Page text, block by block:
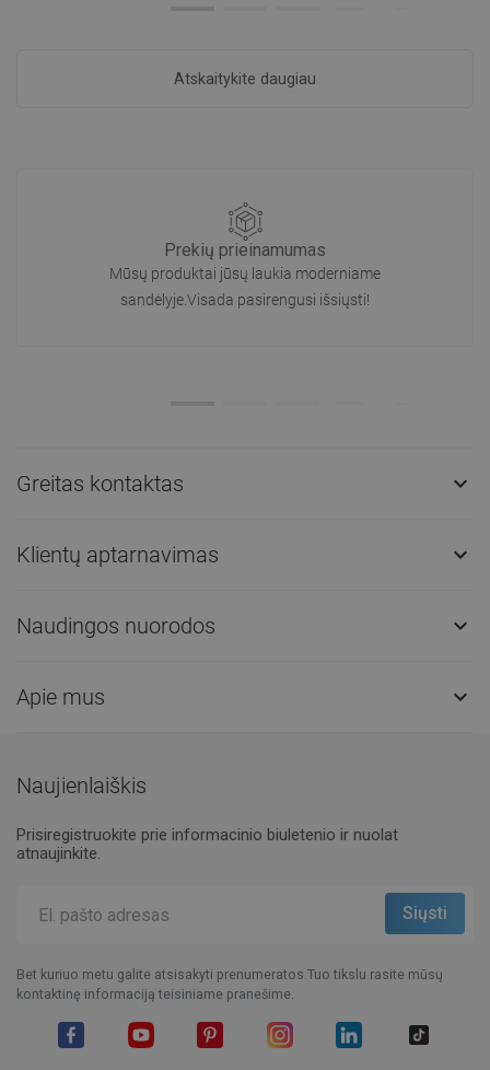
Atskaitykite daugiau
Prekių prieinamumas
Mūsų produktai jūsų laukia moderniame
sandėlyje.Visada pasirengusi išsiųsti!
Greitas kontaktas 
Klientų aptarnavimas 
Naudingos nuorodos 
Apie mus 
Naujienlaiškis
Prisiregistruokite prie informacinio biuletenio ir nuolat
atnaujinkite.
Bet kuriuo metu galite atsisakyti prenumeratos.Tuo tikslu rasite mūsų
kontaktinę informaciją teisiniame pranešime.